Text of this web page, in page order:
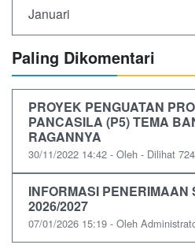
Januari
Paling Dikomentari
PROYEK PENGUATAN
PANCASILA (P5) TEMA
RAGANNYA
30/11/2022 14:42 - Oleh - Dilihat
INFORMASI PENERIMAAN
2026/2027
07/01/2026 15:19 - Oleh